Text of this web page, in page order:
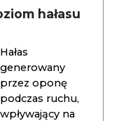
hałasu
Hałas
generowany
przez oponę
podczas ruchu,
wpływający na